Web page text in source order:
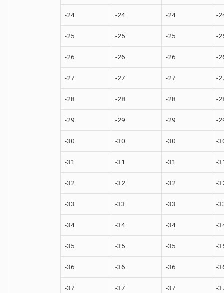
-24 -24 -24 -
-25 -25 -25 -
-26 -26 -26 -
-27 -27 -27 -
-28 -28 -28 -
-29 -29 -29 -
-30 -30 -30 -
-31 -31 -31 -
-32 -32 -32 -
-33 -33 -33 -
-34 -34 -34 -
-35 -35 -35 -
-36 -36 -36 -
-37 -37 -37 -